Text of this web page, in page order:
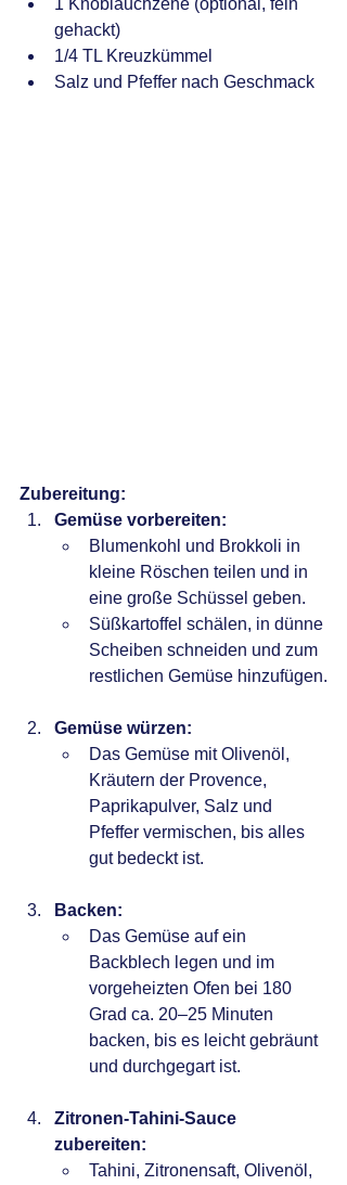
gehackt)
1/4 TL Kreuzkümmel
Salz und Pfeffer nach Geschmack
Zubereitung:
Gemüse vorbereiten:
Blumenkohl und Brokkoli in
kleine Röschen teilen und in
eine große Schüssel geben.
Süßkartoffel schälen, in dünne
Scheiben schneiden und zum
restlichen Gemüse hinzufügen.
Gemüse würzen:
Das Gemüse mit Olivenöl,
Kräutern der Provence,
Paprikapulver, Salz und
Pfeffer vermischen, bis alles
gut bedeckt ist.
Backen:
Das Gemüse auf ein
Backblech legen und im
vorgeheizten Ofen bei 180
Grad ca. 20–25 Minuten
backen, bis es leicht gebräunt
und durchgegart ist.
Zitronen-Tahini-Sauce
zubereiten:
Tahini, Zitronensaft, Olivenöl,